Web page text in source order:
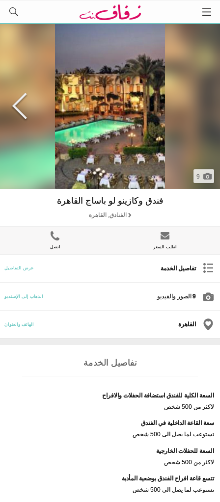
9
فندق وكازينو لو باساج القاهرة
الفنادق, القاهرة
اطلب السعر اتصل
تفاصيل الخدمة عرض التفاصيل
9 الصور والفيديو الذهاب إلى الإستديو
القاهرة الهاتف والعنوان
تفاصيل الخدمة
السعة الكلية للفندق استضافة الحفلات والافراح
لاكثر من 500 شخص
سعة القاعة الداخلية في الفندق
تستوعب لما يصل الى 500 شخص
السعة للحفلات الخارجية
لاكثر من 500 شخص
تتسع قاعة افراح الفندق بوضعية المأدبة
تستوعب لما يصل الى 500 شخص